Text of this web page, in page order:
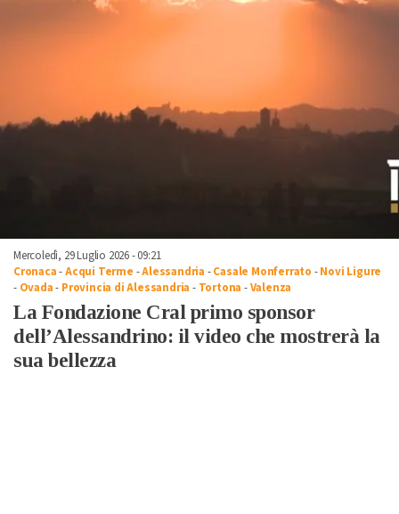
Mercoledì, 29 Luglio 2026 - 09:21
Cronaca-Acqui Terme -Alessandria -Casale Monferrato -Novi Ligure
- Ovada- Provincia di Alessandria - Tortona -Valenza
La Fondazione Cral primo sponsor
dell’Alessandrino: il video che mostrerà la
sua bellezza